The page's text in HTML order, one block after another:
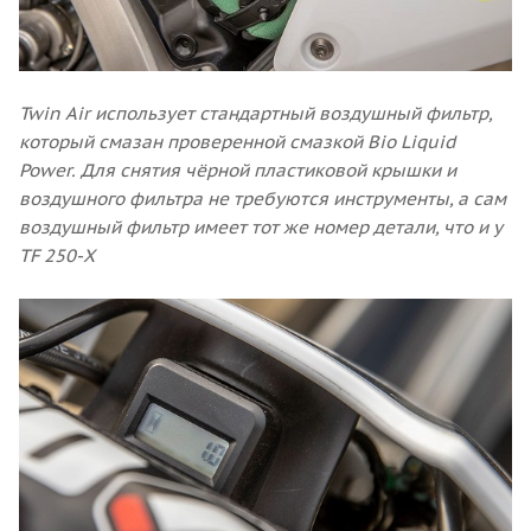
Twin Air использует стандартный воздушный фильтр,
который смазан проверенной смазкой Bio Liquid
Power. Для снятия чёрной пластиковой крышки и
воздушного фильтра не требуются инструменты, а сам
воздушный фильтр имеет тот же номер детали, что и у
TF 250-X